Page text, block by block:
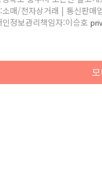
매/전자상거래 | 통신판매
정보관리책임자:이승호